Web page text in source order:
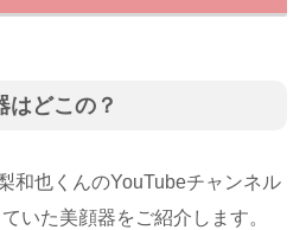
はどこの？
和也くんのYouTubeチャンネル
いた美顔器をご紹介します。